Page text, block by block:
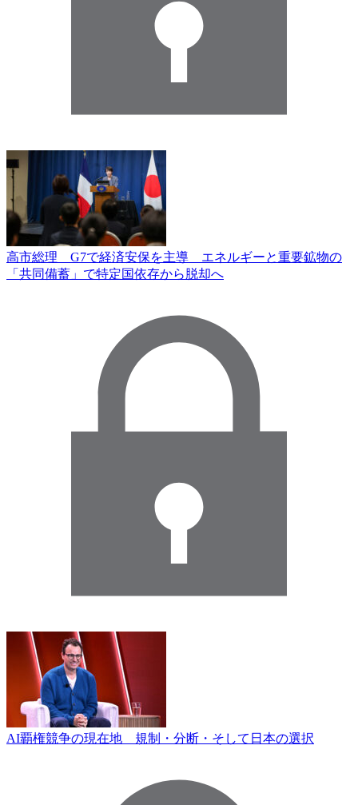
高市総理 G7で経済安保を主導 エネルギーと重要鉱物の
「共同備蓄」で特定国依存から脱却へ
AI覇権競争の現在地 規制・分断・そして日本の選択